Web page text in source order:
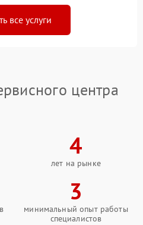
все услуги
центра
4
лет на рынке
3
минимальный опыт работы
специалистов